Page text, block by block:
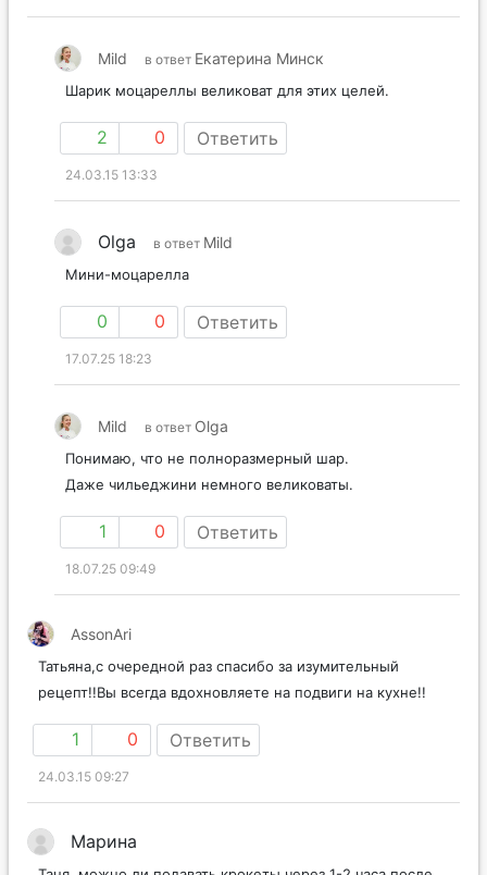
Mild в ответ Екатерина Минск
Шарик моцареллы великоват для этих целей.
2 0 Ответить
24.03.15 13:33
Olga в ответ Mild
Мини-моцарелла
0 0 Ответить
17.07.25 18:23
Mild в ответ Olga
Понимаю, что не полноразмерный шар.
Даже чильеджини немного великоваты.
1 0 Ответить
18.07.25 09:49
AssonAri
Татьяна,с очередной раз спасибо за изумительный
рецепт!!Вы всегда вдохновляете на подвиги на кухне!!
1 0 Ответить
24.03.15 09:27
Марина